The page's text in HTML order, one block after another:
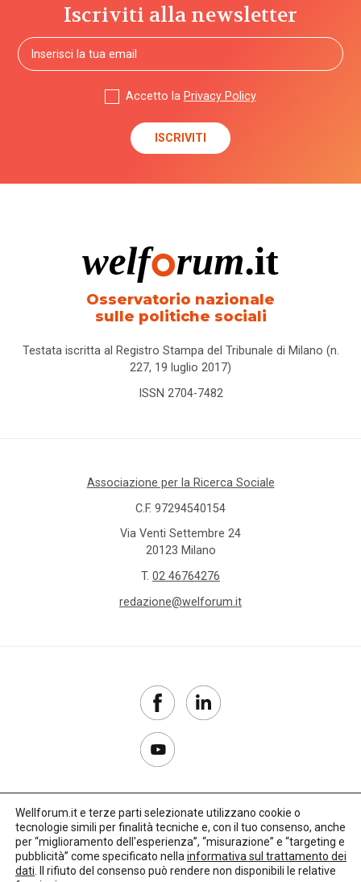
Iscriviti alla newsletter
Accetto la Privacy Policy
Osservatorio nazionale
sulle politiche sociali
Testata iscritta al Registro Stampa del Tribunale di Milano (n.
227, 19 luglio 2017)
ISSN 2704-7482
Associazione per la Ricerca Sociale
C.F. 97294540154
Via Venti Settembre 24
20123 Milano
T. 02 46764276
redazione@welforum.it
Copyright 2017–2026
Privacy Policy
Wellforum.it e terze parti selezionate utilizzano cookie o
tecnologie simili per finalità tecniche e, con il tuo consenso, anche
per “miglioramento dell'esperienza”, “misurazione” e “targeting e
pubblicità” come specificato nella informativa sul trattamento dei
dati . Il rifiuto del consenso può rendere non disponibili le relative